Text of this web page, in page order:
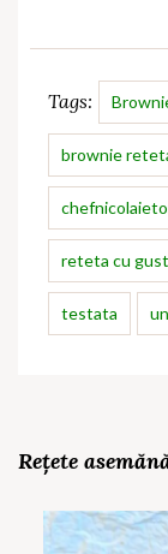
Tags:
brownie
reteta cu gust
testata
Rețete